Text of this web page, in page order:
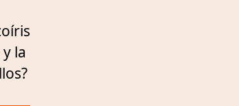
la